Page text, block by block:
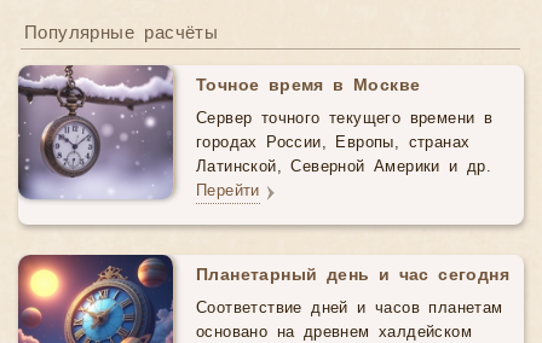
Популярные расчёты
Точное время в Москве
Сервер точного текущего времени в
городах России, Европы, странах
Латинской, Северной Америки и др.
Перейти
Планетарный день и час сегодня
Соответствие дней и часов планетам
основано на древнем халдейском